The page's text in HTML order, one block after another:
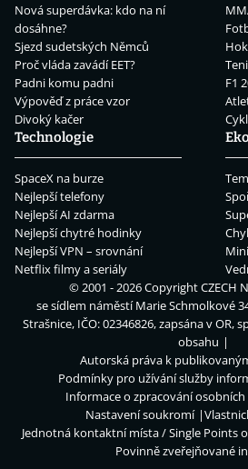
Nová superdávka: kdo na ní
dosáhne?
Sjezd sudetských Němců
Proč vláda zavádí EET?
Padni komu padni
Výpověď z práce vzor
Divoký kačer
F1
Technologie
SpaceX na burze
Nejlepší telefony
Nejlepší AI zdarma
Nejlepší chytré hodinky
Nejlepší VPN – srovnání
Netflix filmy a seriály
© 2001 - 2026 CopyrightCZECH
se sídlem náměstí Marie Schmolkové
Strašnice, IČO: 02346826, zapsána v OR,
obsahu
Autorská práva k
Podmínky pro užívání služby
Informace o zpracování
Nastavení soukromí
Jednotná kontaktní místa / Single Points
Povinně zveřejňované